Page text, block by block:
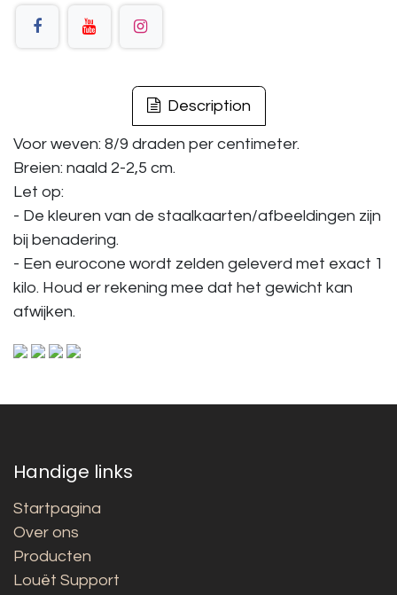
Description
Voor weven: 8/9 draden per centimeter.
Breien: naald 2-2,5 cm.
Let op:
- De kleuren van de staalkaarten/afbeeldingen zijn
bij benadering.
- Een eurocone wordt zelden geleverd met exact 1
kilo. Houd er rekening mee dat het gewicht kan
afwijken.
Handige links
Startpagina
Over ons
Producten
Louët Support